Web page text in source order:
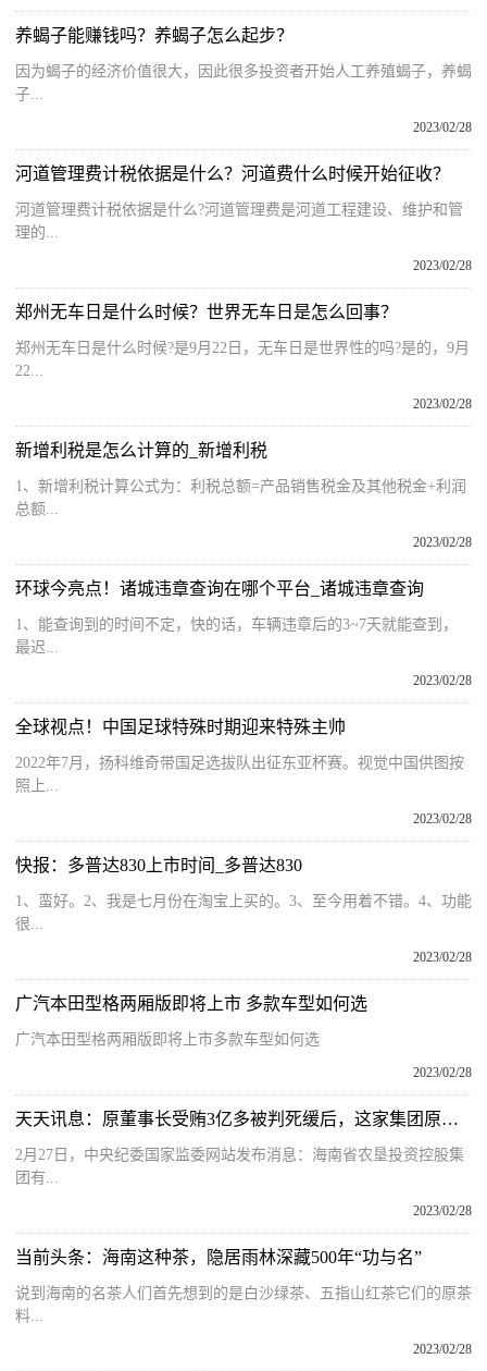
养蝎子能赚钱吗？养蝎子怎么起步？
因为蝎子的经济价值很大，因此很多投资者开始人工养殖蝎子，养蝎
子...
2023/02/28
河道管理费计税依据是什么？河道费什么时候开始征收？
河道管理费计税依据是什么?河道管理费是河道工程建设、维护和管
理的...
2023/02/28
郑州无车日是什么时候？世界无车日是怎么回事？
郑州无车日是什么时候?是9月22日，无车日是世界性的吗?是的，9月
22...
2023/02/28
新增利税是怎么计算的_新增利税
1、新增利税计算公式为：利税总额=产品销售税金及其他税金+利润
总额...
2023/02/28
环球今亮点！诸城违章查询在哪个平台_诸城违章查询
1、能查询到的时间不定，快的话，车辆违章后的3~7天就能查到，
最迟...
2023/02/28
全球视点！中国足球特殊时期迎来特殊主帅
2022年7月，扬科维奇带国足选拔队出征东亚杯赛。视觉中国供图按
照上...
2023/02/28
快报：多普达830上市时间_多普达830
1、蛮好。2、我是七月份在淘宝上买的。3、至今用着不错。4、功能
很...
2023/02/28
广汽本田型格两厢版即将上市 多款车型如何选
广汽本田型格两厢版即将上市多款车型如何选
2023/02/28
天天讯息：原董事长受贿3亿多被判死缓后，这家集团原总经理落马
2月27日，中央纪委国家监委网站发布消息：海南省农垦投资控股集
团有...
2023/02/28
当前头条：海南这种茶，隐居雨林深藏500年“功与名”
说到海南的名茶人们首先想到的是白沙绿茶、五指山红茶它们的原茶
料...
2023/02/28